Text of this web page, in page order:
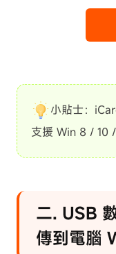
小貼士：
支援 Win 8 / 10
二. USB
傳到電腦